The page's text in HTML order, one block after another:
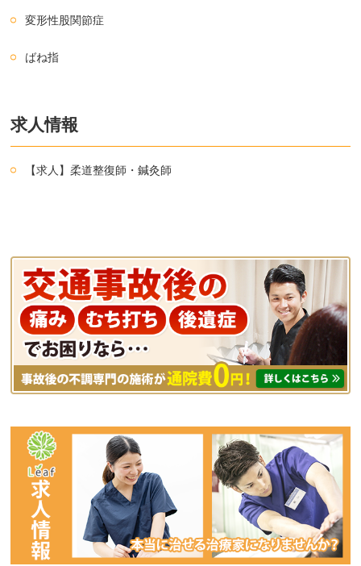
変形性股関節症
ばね指
求人情報
【求人】柔道整復師・鍼灸師